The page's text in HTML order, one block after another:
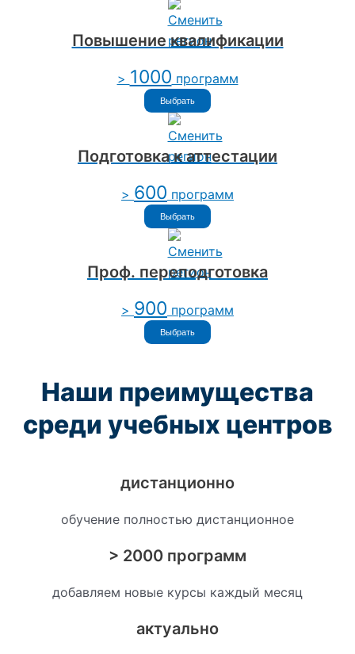
Повышение квалификации
> 1000 программ
Выбрать
Подготовка к аттестации
> 600 программ
Выбрать
Проф. переподготовка
> 900 программ
Выбрать
Наши преимущества
среди учебных центров
дистанционно
обучение полностью дистанционное
> 2000 программ
добавляем новые курсы каждый месяц
актуально